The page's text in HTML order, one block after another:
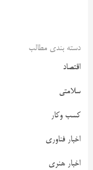
دسته بندی مطالب
اقتصاد
سلامتی
کسب وکار
اخبار فناوری
اخبار هنری